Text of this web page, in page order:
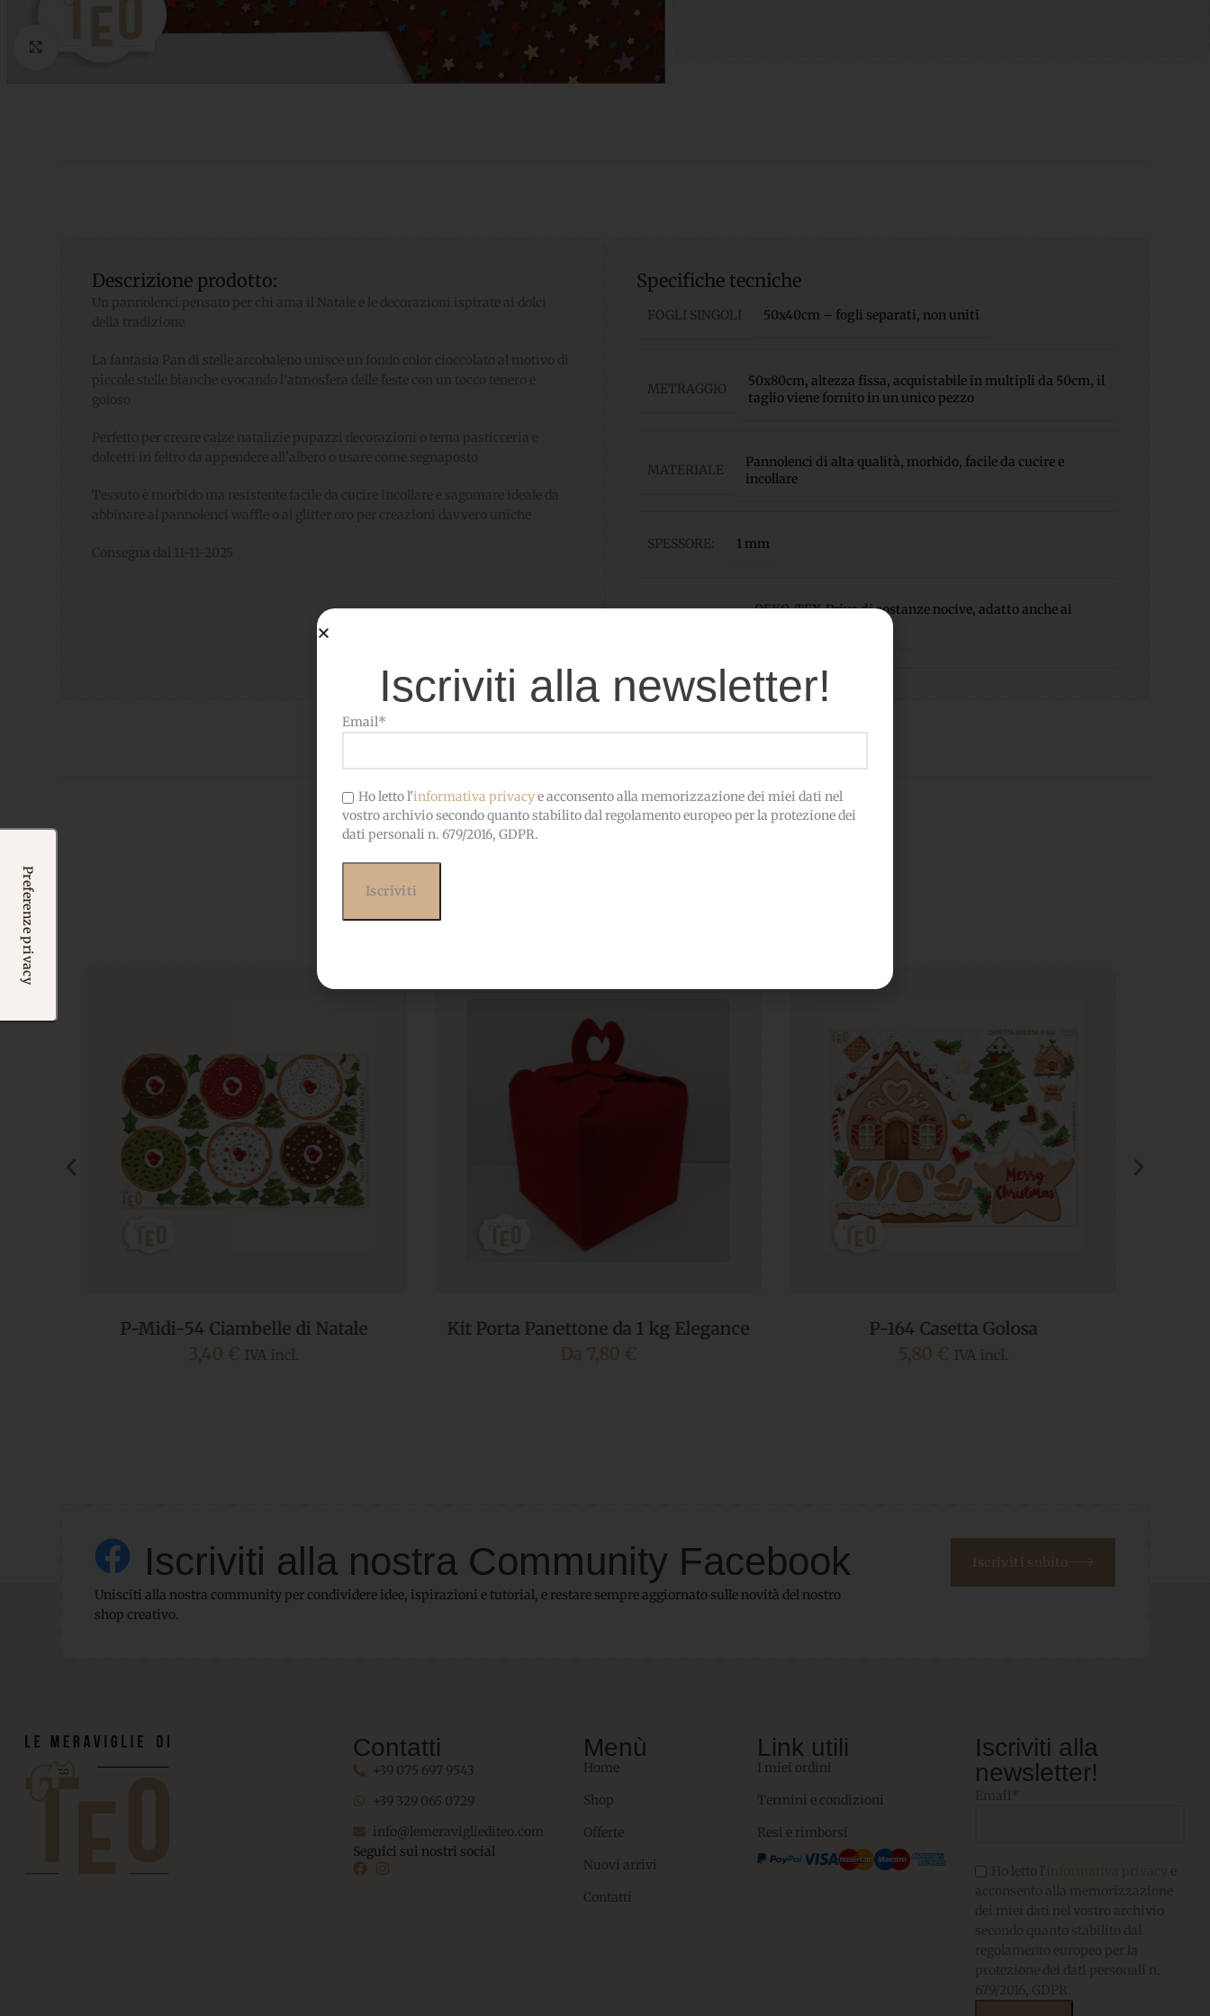
Descrizione prodotto: Specifiche tecniche
FOGLI SINGOLI 50x40cm – fogli separati, non uniti
METRAGGIO
50x80cm, altezza fissa, acquistabile in multipli da 50cm, il
taglio viene fornito in un unico pezzo
MATERIALE
Pannolenci di alta qualità, morbido, facile da cucire e
incollare
SPESSORE: 1 mm
OEKO-TEX-Privo di sostanze nocive, adatto anche ai
Potrebbero interessarti anche...
Kit Porta Panettone da 1 kg Elegance
Da7,80€
P-164 Casetta Golosa
5,80€ IVA incl.
P-Small-89 Pasticcini Misti
2,00€ IVA incl.
Iscriviti alla nostra Community Facebook
Unisciti alla nostra community per condividere idee, ispirazioni e tutorial, e restare sempre aggiornato sulle novità del nostro
shop creativo.
Iscriviti subito
Contatti
+39 075 697 9543
+39 329 065 0729
info@lemeravigliediteo.com
Seguici sui nostri social
Menù
Home
Shop
Offerte
Nuovi arrivi
Contatti
Link utili
I miei ordini
Termini e condizioni
Resi e rimborsi
Iscriviti alla
newsletter!
Iscriviti alla newsletter!
Email*
Ho letto l'informativa privacye acconsento alla memorizzazione dei miei dati nel
vostro archivio secondo quanto stabilito dal regolamento europeo per la protezione dei
dati personali n. 679/2016, GDPR.